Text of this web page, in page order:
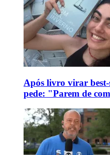
Após livro virar
pede: "Parem de